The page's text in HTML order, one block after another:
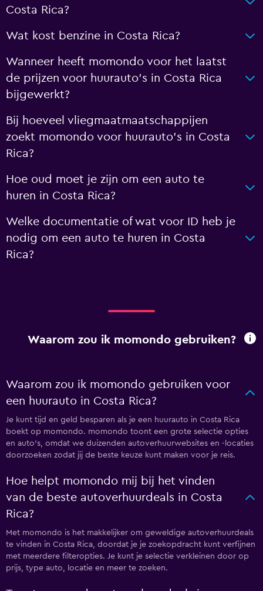
Costa Rica?
Wat kost benzine in Costa Rica?
Wanneer heeft momondo voor het laatst
de prijzen voor huurauto's in Costa Rica
bijgewerkt?
Bij hoeveel vliegmaatmaatschappijen
zoekt momondo voor huurauto's in Costa
Rica?
Hoe oud moet je zijn om een auto te
huren in Costa Rica?
Welke documentatie of wat voor ID heb je
nodig om een auto te huren in Costa
Rica?
Waarom zou ik momondo gebruiken?
Waarom zou ik momondo gebruiken voor
een huurauto in Costa Rica?
Je kunt tijd en geld besparen als je een huurauto in Costa Rica
boekt op momondo. momondo toont een grote selectie opties
en auto's, omdat we duizenden autoverhuurwebsites en -locaties
doorzoeken zodat jij de beste keuze kunt maken voor je reis.
Hoe helpt momondo mij bij het vinden
van de beste autoverhuurdeals in Costa
Rica?
Met momondo is het makkelijker om geweldige autoverhuurdeals
te vinden in Costa Rica, doordat je je zoekopdracht kunt verfijnen
met meerdere filteropties. Je kunt je selectie verkleinen door op
prijs, type auto, locatie en meer te zoeken.